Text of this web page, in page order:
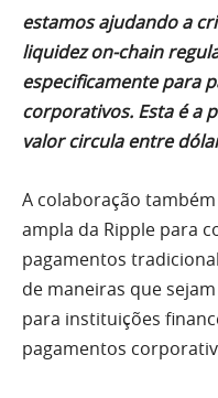
estamos ajudando a
liquidez on-chain
especificamente para
corporativos. Esta é a
valor circula entre
A colaboração
ampla da Ripple para
pagamentos
de maneiras que
para instituições
pagamentos